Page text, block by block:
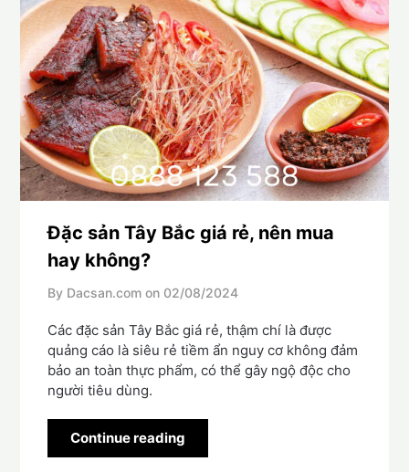
Đặc sản Tây Bắc giá rẻ, nên mua
hay không?
By Dacsan.com on 02/08/2024
Các đặc sản Tây Bắc giá rẻ, thậm chí là được
quảng cáo là siêu rẻ tiềm ẩn nguy cơ không đảm
bảo an toàn thực phẩm, có thể gây ngộ độc cho
người tiêu dùng.
Continue reading